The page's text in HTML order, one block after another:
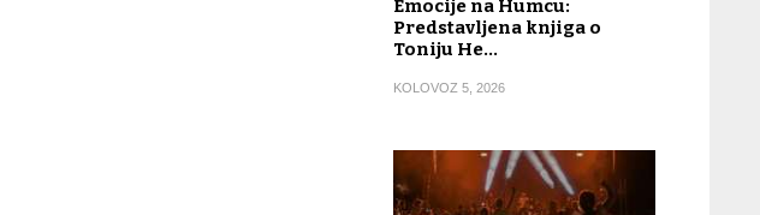
Emocije na Humcu:
Predstavljena knjiga o
Toniju He…
KOLOVOZ 5, 2026